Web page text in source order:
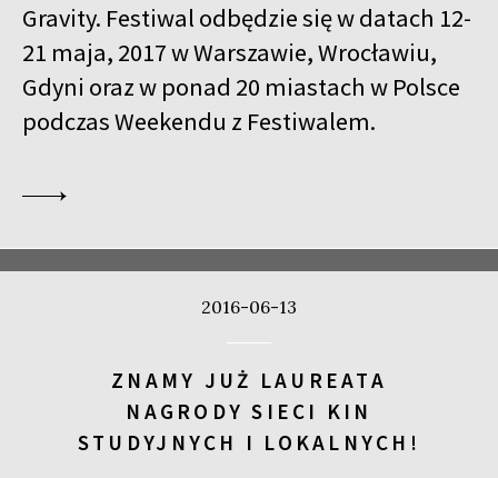
Gravity. Festiwal odbędzie się w datach 12-
21 maja, 2017 w Warszawie, Wrocławiu,
Gdyni oraz w ponad 20 miastach w Polsce
podczas Weekendu z Festiwalem.
2016-06-13
ZNAMY JUŻ LAUREATA
NAGRODY SIECI KIN
STUDYJNYCH I LOKALNYCH!